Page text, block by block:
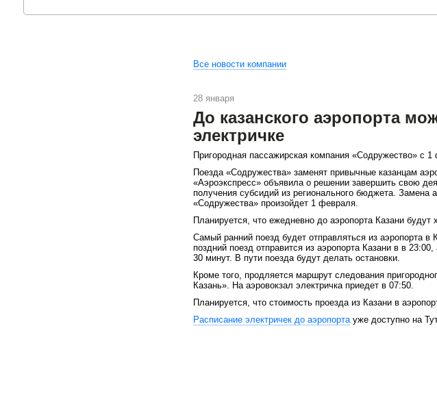
Все новости компании
28 января
До казанского аэропорта
электричке
Пригородная пассажирская компания «Содружество» с
Поезда «Содружества» заменят привычные казанцам
«Аэроэкспресс» объявила о решении завершить свою
получения субсидий из регионального бюджета. Замена
«Содружества» произойдет 1 февраля.
Планируется, что ежедневно до аэропорта Казани
Самый ранний поезд будет отправляться из аэропорта
поздний поезд отправится из аэропорта Казани в в
30 минут. В пути поезда будут делать остановки.
Кроме того, продляется маршрут следования
Казань». На аэровокзал электричка приедет в 07:50.
Планируется, что стоимость проезда из Казани в
Расписание электричек до аэропортауже доступно на